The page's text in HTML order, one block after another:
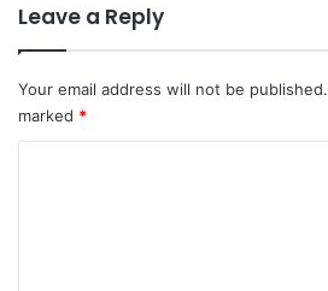
Leave a Reply
Your email address will not be published.
marked *